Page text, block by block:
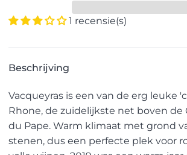
1 recensie(s)
Beschrijving
Vacqueyras is een van de erg leuke
Rhone, de zuidelijkste net boven de
du Pape. Warm klimaat met grond
stenen, dus een perfecte plek voor